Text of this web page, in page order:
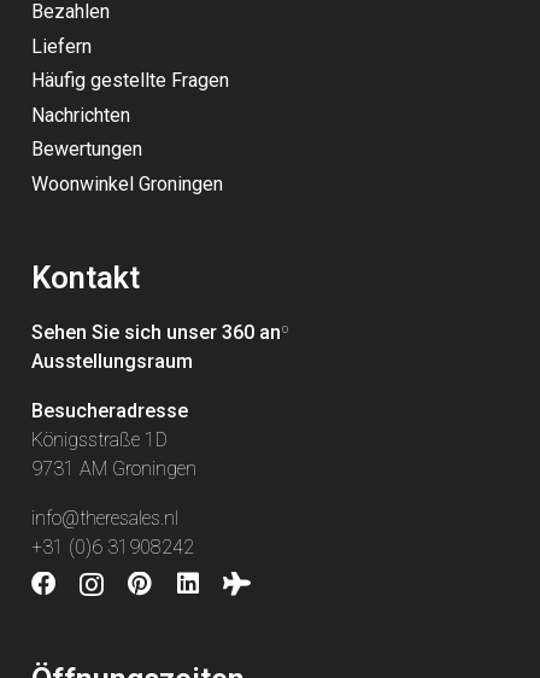
Bezahlen
Liefern
Häufig gestellte Fragen
Nachrichten
Bewertungen
Woonwinkel Groningen
Kontakt
Sehen Sie sich unser 360 anº
Ausstellungsraum
Besucheradresse
Königsstraße 1D
9731 AM Groningen
info@theresales.nl
+31 (0)6 31908242